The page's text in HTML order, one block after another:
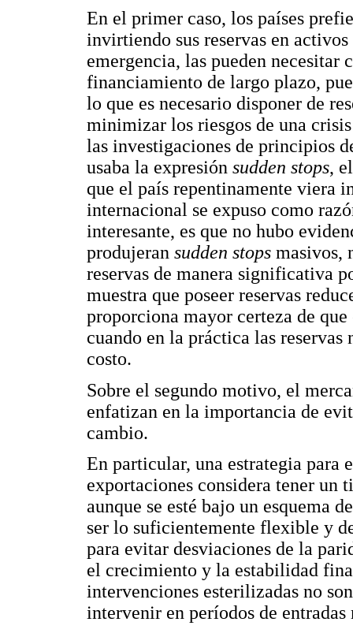
En el primer caso, los países
invirtiendo sus reservas en
emergencia, las pueden necesitar
financiamiento de largo plazo,
lo que es necesario disponer de
minimizar los riesgos de una
las investigaciones de principios
usaba la expresión sudden stops,
que el país repentinamente viera
internacional se expuso como
interesante, es que no hubo
produjeran sudden stops masivos,
reservas de manera significativa
muestra que poseer reservas
proporciona mayor certeza de
cuando en la práctica las
costo.
Sobre el segundo motivo, el
enfatizan en la importancia de
cambio.
En particular, una estrategia para
exportaciones considera tener un
aunque se esté bajo un esquema
ser lo suficientemente flexible y
para evitar desviaciones de la
el crecimiento y la estabilidad
intervenciones esterilizadas no
intervenir en períodos de entradas